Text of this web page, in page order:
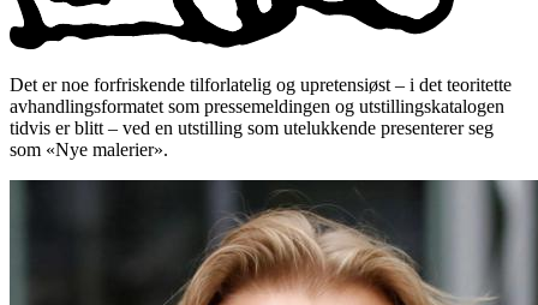
Det er noe forfriskende tilforlatelig og upretensiøst – i det teoritette
avhandlingsformatet som pressemeldingen og utstillingskatalogen
tidvis er blitt – ved en utstilling som utelukkende presenterer seg
som «Nye malerier».